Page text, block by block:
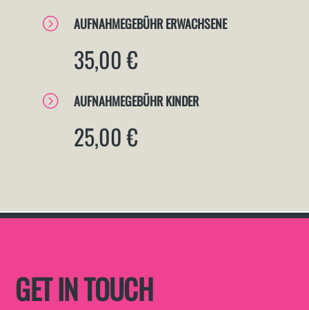
= AUFNAHMEGEBÜHR ERWACHSENE
35,00 €
= AUFNAHMEGEBÜHR KINDER
25,00 €
GET IN TOUCH